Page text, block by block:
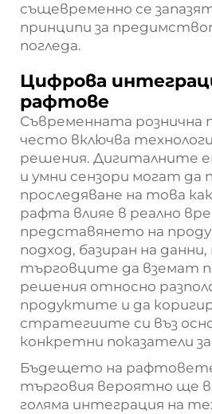
същевременно се
принципи за
погледа.
Цифрова
рафтове
Съвременната рознична
често включва
решения. Дигиталните
и умни сензори могат да
проследяване на това
рафта влияе в реално
представянето на
подход, базиран на данни,
търговците да вземат
решения относно
продуктите и да
стратегиите си въз
конкретни показатели
Бъдещето на рафтовете
търговия вероятно ще
голяма интеграция на